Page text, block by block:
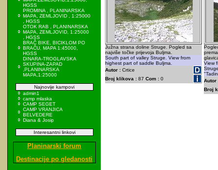
HGSS
PROMINA , PLANINARSKA
MAPA, ZEMLJOVID , 1:25000
, HGSS
OTOK RAB , PLANINARSKA
MAPA, ZEMLJOVID, 1:25000
, HGSS
BRAČ BIKE, BICIKLOM PO
BRAČU, MAPA 1:45000,
HGSS
DINARA-TROGLAVSKA
SKUPINA-ZAPAD
,PLANINARSKA
MAPA,1:25000
Najnovije kampovi
admin1
camp mlaska
CAMP SEGET
CAMP VRANJICA
BELVEDERE
Diana & Josip
Interesantni linkovi
Planinarski forum
Destinacije po gledanosti
Južna strana doline Struge. Pogled sa
najviše točke prijevoja Buljma.
South part of valley Struge. View from
highest part of saddle Buljma.
Autor : Crtice
Broj klikova : 87 Com : 0
View
Autor
Broj